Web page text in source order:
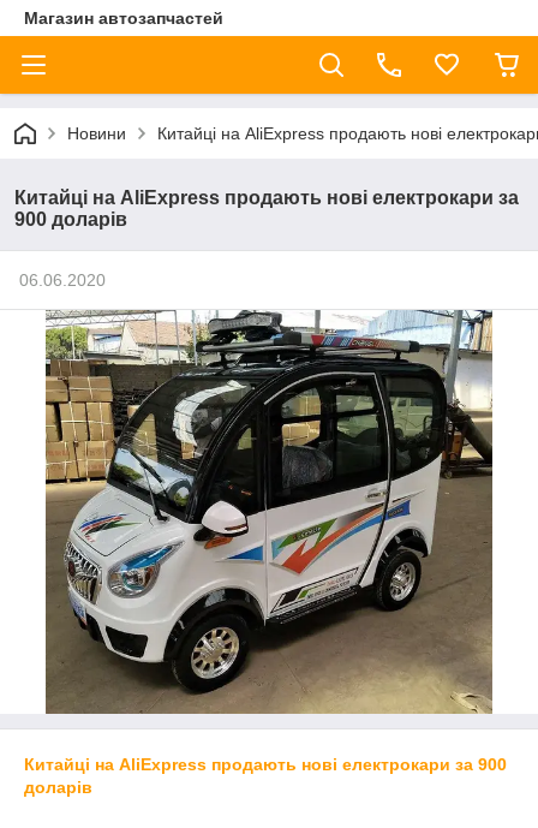
Магазин автозапчастей
Новини Китайці на AliExpress продають нові
Китайці на AliExpress продають нові електрокари за
900 доларів
06.06.2020
Китайці на AliExpress продають нові електрокари за 900
доларів